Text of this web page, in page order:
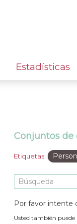
Estadísticas
Conjuntos de
Etiquetas:
Por favor intente
Usted también puede